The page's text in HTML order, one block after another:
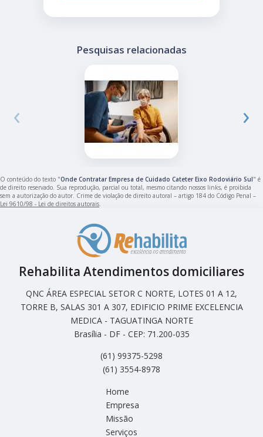
Pesquisas relacionadas
‹ ›
O conteúdo do texto "Onde Contratar Empresa de Cuidado Cateter Eixo Rodoviário Sul" é
de direito reservado. Sua reprodução, parcial ou total, mesmo citando nossos links, é proibida
sem a autorização do autor. Crime de violação de direito autoral – artigo 184 do Código Penal –
Lei 9610/98 - Lei de direitos autorais.
Rehabilita Atendimentos domiciliares
QNC ÁREA ESPECIAL SETOR C NORTE, LOTES 01 A 12,
TORRE B, SALAS 301 A 307, EDIFICIO PRIME EXCELENCIA
MEDICA - TAGUATINGA NORTE
Brasília - DF - CEP: 71.200-035
(61) 99375-5298
(61) 3554-8978
Home
Empresa
Missão
Serviços